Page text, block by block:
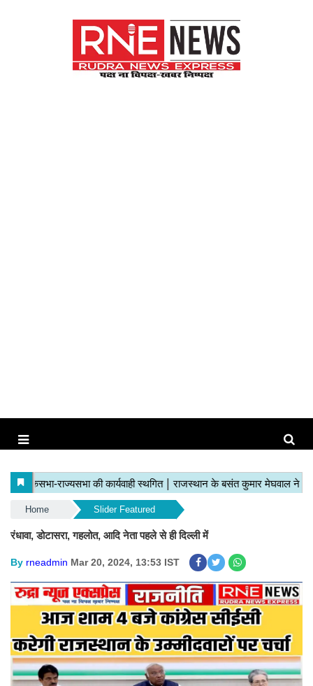
Home Slider Featured
रंधावा, डोटासरा, गहलोत, आदि नेता पहले से ही दिल्ली में
By rneadmin Mar 20, 2024, 13:53 IST